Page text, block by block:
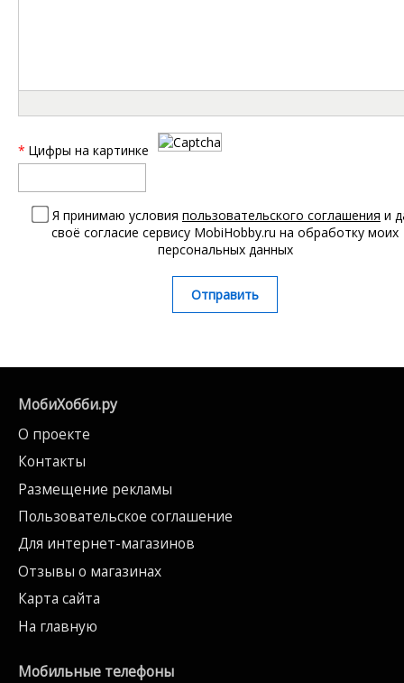
* Цифры на картинке
Я принимаю условия пользовательского соглашения и
своё согласие сервису MobiHobby.ru на обработку моих
персональных данных
Отправить
МобиХобби.ру
О проекте
Контакты
Размещение рекламы
Пользовательское соглашение
Для интернет-магазинов
Отзывы о магазинах
Карта сайта
На главную
Мобильные телефоны